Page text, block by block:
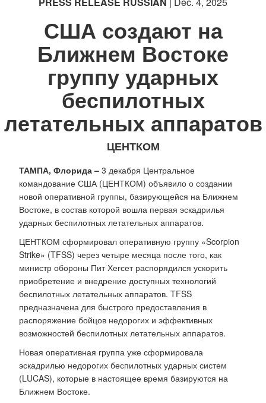
США создают на
Ближнем Востоке
группу ударных
беспилотных
летательных аппаратов
ЦЕНТКОМ
ТАМПА, Флорида – 3 декабря Центральное
командование США (ЦЕНТКОМ) объявило о создании
новой оперативной группы, базирующейся на Ближнем
Востоке, в состав которой вошла первая эскадрилья
ударных беспилотных летательных аппаратов.
ЦЕНТКОМ сформировал оперативную группу «Scorpion
Strike» (TFSS) через четыре месяца после того, как
министр обороны Пит Хегсет распорядился ускорить
приобретение и внедрение доступных технологий
беспилотных летательных аппаратов. TFSS
предназначена для быстрого предоставления в
распоряжение бойцов недорогих и эффективных
возможностей беспилотных летательных аппаратов.
Новая оперативная группа уже сформировала
эскадрилью недорогих беспилотных ударных систем
(LUCAS), которые в настоящее время базируются на
Ближнем Востоке.